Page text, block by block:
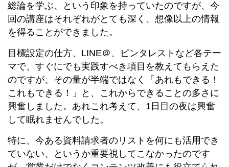
総論を学ぶ、という印象を持っていたのですが、今
回の講座はそれぞれがとても深く、想像以上の情報
を得ることができました。
目標設定の仕方、LINE＠、ピンタレストなど各テー
マで、すぐにでも実践すべき項目を教えてもらえた
のですが、その量が半端ではなく「あれもできる！
これもできる！」と、これからできることの多さに
興奮しました。あれこれ考えて、1日目の夜は興奮
して眠れませんでした。
特に、今ある資料請求者のリストを何にも活用でき
ていない、というか重要視してこなかったのです